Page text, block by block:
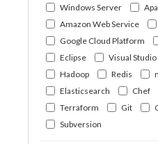
Windows Server
Amazon Web Service
Google Cloud Platform
Eclipse
Visual Studio
Hadoop
Redis
Elasticsearch
Chef
Terraform
Git
Subversion